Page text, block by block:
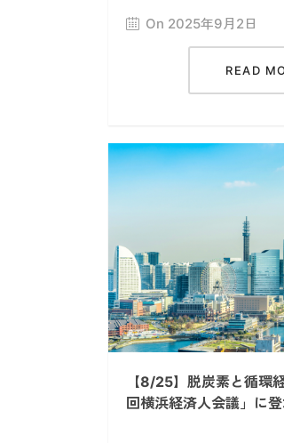
On 2025年9月2日
READ
【8/25】脱炭素と循環
回横浜経済人会議」に